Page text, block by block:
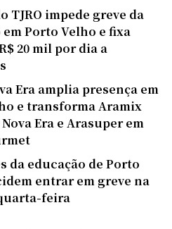
TJRO impede greve da
em Porto Velho e fixa
20 mil por dia a
Era amplia presença em
e transforma Aramix
Era e Arasuper em
da educação de Porto
entrar em greve na
feira